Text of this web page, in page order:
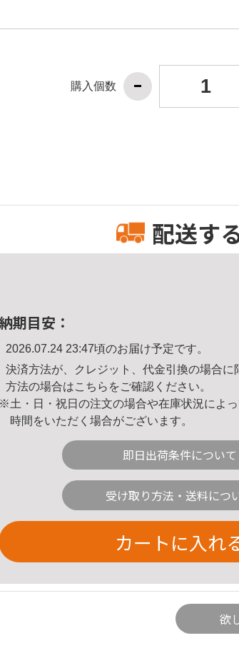
購入個数
配送す
期目安：
2026.07.24 23:47頃のお届け予定です。
決済方法が、クレジット、代金引換の場合に
方法の場合はこちら をご確認ください。
※土・日・祝日の注文の場合や在庫状況によ
時間をいただく場合がございます。
即日出荷条件について
受け取り方法・送料につ
カートに入れ
欲